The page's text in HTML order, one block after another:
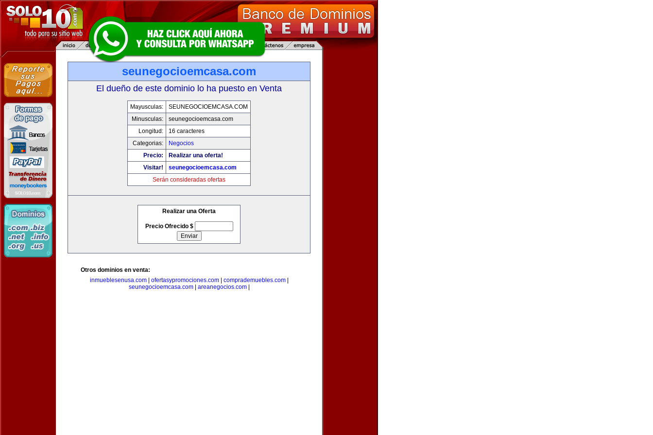
seunegocioemcasa.com
El dueño de este dominio lo ha puesto en Venta
Mayusculas:
SEUNEGOCIOEMCASA.COM
Minusculas:
seunegocioemcasa.com
Longitud:
16 caracteres
Categorias:
Negocios
Precio:
Realizar una oferta!
Visitar!
seunegocioemcasa.com
Serán consideradas ofertas
Realizar una Oferta
Precio Ofrecido $
Otros dominios en venta:
inmueblesenusa.com| ofertasypromociones.com| comprademuebles.com|
seunegocioemcasa.com| areanegocios.com|